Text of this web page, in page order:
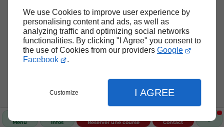
We use Cookies to improve user experience by
personalising content and ads, as well as
analyzing traffic and optimizing social networks
functionalities. By clicking "I Agree" you consent to
the use of Cookies from our providers Google
Facebook
.
Customize I AGREE
Menu Infos Réserver une course Contact
Haut de page